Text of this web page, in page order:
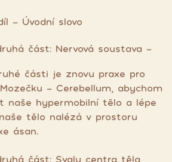
- Úvodní slovo
část: Nervová soustava -
části je znovu praxe pro
- Cerebellum, abychom
naše hypermobilní tělo a lépe
tělo nalézá v prostoru
ásan.
část: Svaly centra těla